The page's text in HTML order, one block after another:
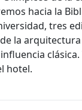
hacia la
tres
la arquitectura
hotel.